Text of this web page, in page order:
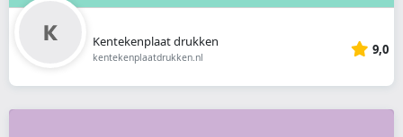
Kentekenplaat drukken
kentekenplaatdrukken.nl 9,0